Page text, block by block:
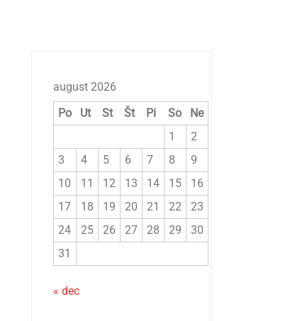
august 2026
Po
Ut St Št Pi So
Ne
1
2
3
4 5 6 7 8
9
10
11 12 13 14 15
16
17
18 19 20 21 22
23
24
25 26 27 28 29
30
31
« dec